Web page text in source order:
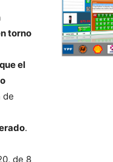
torno
el
de
.
de 8